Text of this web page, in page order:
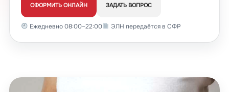
ОФОРМИТЬ ОНЛАЙН ЗАДАТЬ ВОПРОС
Ежедневно 08:00–22:00 ЭЛН передаётся в СФР